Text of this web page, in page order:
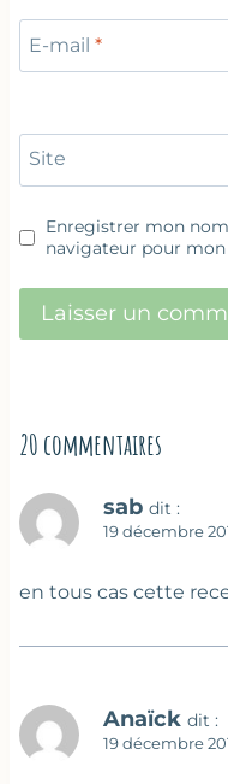
E-mail *
Site
Enregistrer mon
navigateur pour
20 commentaires
sab dit :
19 décembre
en tous cas cette
Anaïck dit :
19 décembre